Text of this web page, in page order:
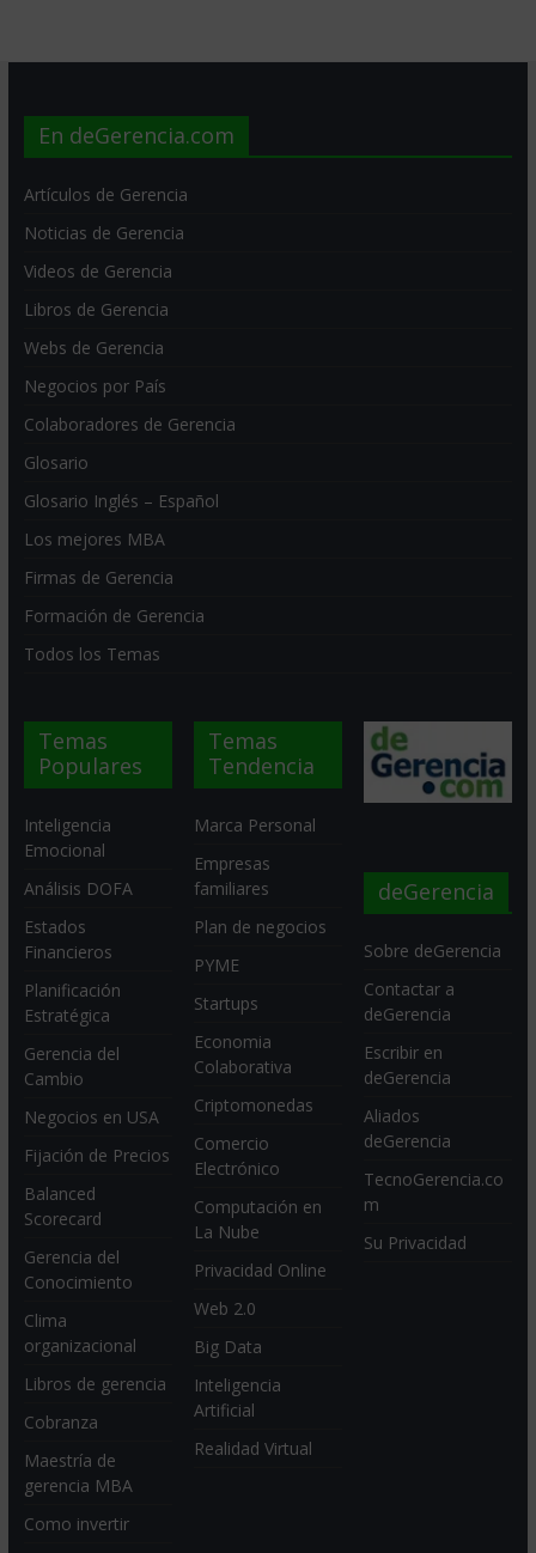
En deGerencia.com
Artículos de Gerencia
Noticias de Gerencia
Videos de Gerencia
Libros de Gerencia
Webs de Gerencia
Negocios por País
Colaboradores de Gerencia
Glosario
Glosario Inglés – Español
Los mejores MBA
Firmas de Gerencia
Formación de Gerencia
Todos los Temas
Temas
Populares
Inteligencia
Emocional
Análisis DOFA
Estados
Financieros
Planificación
Estratégica
Gerencia del
Cambio
Negocios en USA
Fijación de Precios
Balanced
Scorecard
Gerencia del
Conocimiento
Clima
organizacional
Libros de gerencia
Cobranza
Maestría de
gerencia MBA
Como invertir
Temas
Tendencia
Marca Personal
Empresas
familiares
Plan de negocios
PYME
Startups
Economia
Colaborativa
Criptomonedas
Comercio
Electrónico
Computación en
La Nube
Privacidad Online
Web 2.0
Big Data
Inteligencia
Artificial
Realidad Virtual
deGerencia
Sobre deGerencia
Contactar a
deGerencia
Escribir en
deGerencia
Aliados
deGerencia
TecnoGerencia.co
m
Su Privacidad